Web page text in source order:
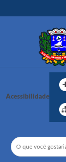
Acessibilidade